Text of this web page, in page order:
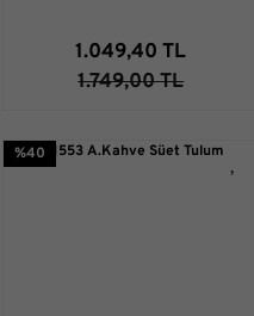
1.049,40 TL
1.749,00 TL
%40